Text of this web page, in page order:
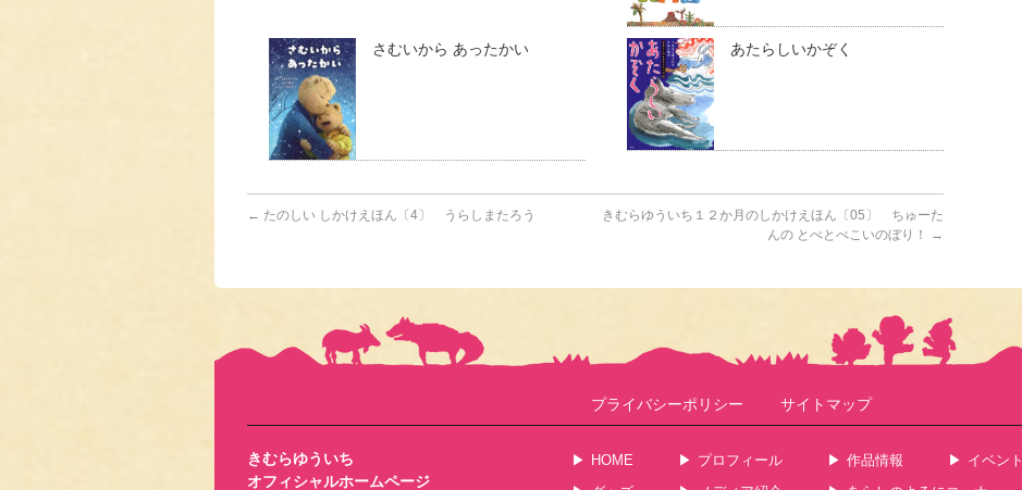
さむいから あったかい あたらしいかぞく
← たのしい しかけえほん〔4〕 うらしまたろう
きむらゆういち１２か月のしかけえほん〔05〕 ちゅーた
んの とべとべこいのぼり！
→
プライバシーポリシー サイトマップ
きむらゆういち
オフィシャルホームページ
HOME プロフィール 作品情報 イベント